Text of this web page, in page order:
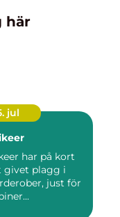
här
jul
har på kort
plagg i
just för